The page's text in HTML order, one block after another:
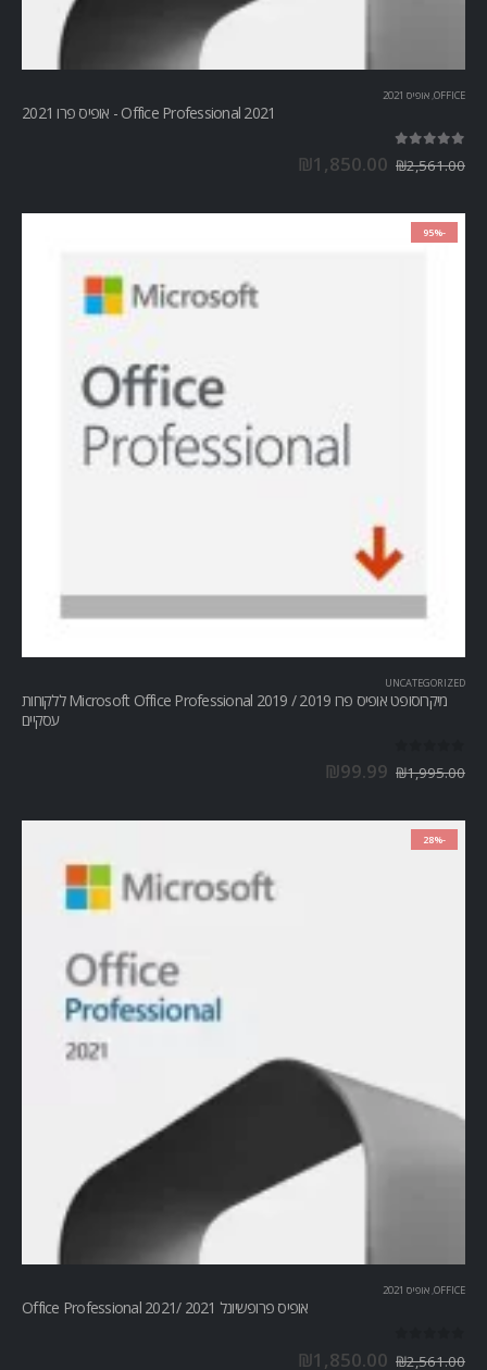
OFFICE
, אופיס 2021
Office Professional 2021 - אופיס פרו 2021
₪2,561.00
₪1,850.00
-95%
UNCATEGORIZED
מיקרוסופט אופיס פרו Microsoft Office Professional 2019 / 2019 ללקוחות
עסקיים
₪1,995.00
₪99.99
-28%
OFFICE
, אופיס 2021
אופיס פרופשיונל 2021 /Office Professional 2021
₪2,561.00
₪1,850.00